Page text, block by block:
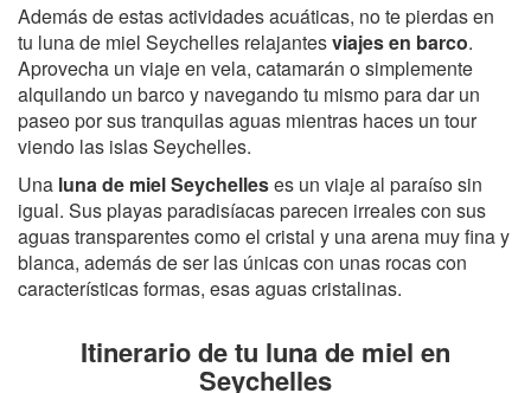
Además de estas actividades acuáticas, no te pierdas en
tu luna de miel Seychelles relajantesviajes en barco.
Aprovecha un viaje en vela, catamarán o simplemente
alquilando un barco y navegando tu mismo para dar un
paseo por sus tranquilas aguas mientras haces un tour
viendo las islas Seychelles.
Una luna de miel Seychelleses un viaje al paraíso sin
igual. Sus playas paradisíacas parecen irreales con sus
aguas transparentes como el cristal y una arena muy fina y
blanca, además de ser las únicas con unas rocas con
características formas, esas aguas cristalinas.
Itinerario de tu luna de miel en
Seychelles